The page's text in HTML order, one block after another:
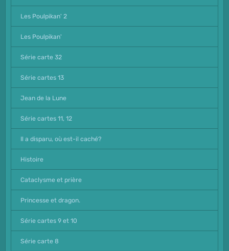
Les Poulpikan' 2
Les Poulpikan'
Série carte 32
Série cartes 13
Jean de la Lune
Série cartes 11, 12
Il a disparu, où est-il caché?
Histoire
Cataclysme et prière
Princesse et dragon.
Série cartes 9 et 10
Série carte 8